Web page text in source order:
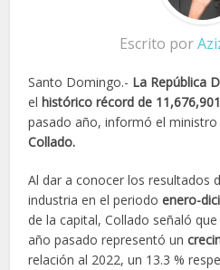
Escrito por
Santo Domingo.- La República
el histórico récord de
pasado año, informó el
Collado.
Al dar a conocer los resultados
industria en el periodoenero-
de la capital, Collado señaló
año pasado representó un
relación al 2022, un 13.3 %